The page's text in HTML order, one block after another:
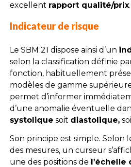
excellent rapport qualité/prix.
Indicateur de risque
Le SBM 21 dispose ainsi d’un
selon la classification définie
fonction, habituellement
modèles de gamme
permet d’informer
d’une anomalie éventuelle
systolique soit diastolique,
Son principe est simple. Selon
des mesures, un curseur
une des positions de l’échelle